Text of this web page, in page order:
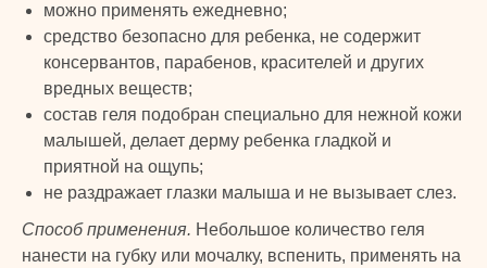
можно применять ежедневно;
средство безопасно для ребенка, не содержит
консервантов, парабенов, красителей и других
вредных веществ;
состав геля подобран специально для нежной кожи
малышей, делает дерму ребенка гладкой и
приятной на ощупь;
не раздражает глазки малыша и не вызывает слез.
Способ применения. Небольшое количество геля
нанести на губку или мочалку, вспенить, применять на
Бады и витамины
Уход за лицом и телом Каталог
Главная
TURK
PRIME
КАТАЛОГ КЛИЕНТАМ
© 2024 TURK PRIME. Все права защищены